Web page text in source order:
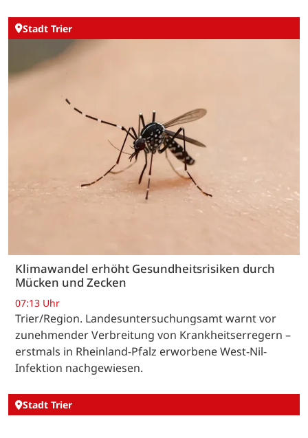
Stadt Trier
Klimawandel erhöht Gesundheitsrisiken durch
Mücken und Zecken
07:13 Uhr
Trier/Region. Landesuntersuchungsamt warnt vor
zunehmender Verbreitung von Krankheitserregern –
erstmals in Rheinland-Pfalz erworbene West-Nil-
Infektion nachgewiesen.
Stadt Trier